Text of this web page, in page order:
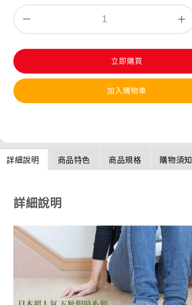
立即購買
加入購物車
詳細說明 商品特色 商品規格 購物須知
詳細說明